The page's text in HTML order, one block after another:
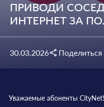
ПРИВОДИ
ИНТЕРНЕТ ЗА
30.03.2026 Поделиться
Уважаемые абоненты CityNet!